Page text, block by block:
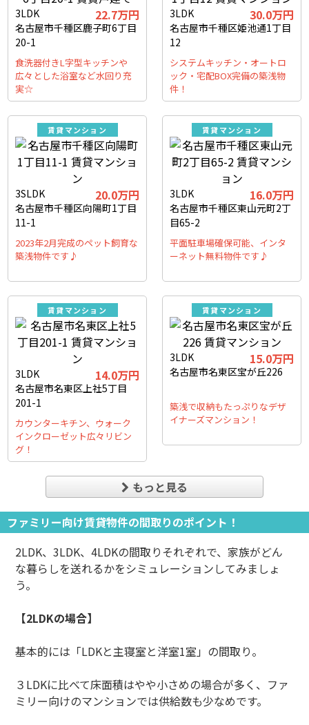
3LDK 22.7万円
名古屋市千種区鹿子町6丁目
20-1
食洗器付きL字型キッチンや
広々とした浴室など水回り充
実☆
3LDK 30.0万円
名古屋市千種区姫池通1丁目
12
システムキッチン・オートロ
ック・宅配BOX完備の築浅物
件！
賃貸マンション
3SLDK 20.0万円
名古屋市千種区向陽町1丁目
11-1
2023年2月完成のペット飼育な
築浅物件です♪
賃貸マンション
3LDK 16.0万円
名古屋市千種区東山元町2丁
目65-2
平面駐車場確保可能、インタ
ーネット無料物件です♪
賃貸マンション
3LDK 14.0万円
名古屋市名東区上社5丁目
201-1
カウンターキチン、ウォーク
インクローゼット広々リビン
グ！
賃貸マンション
3LDK 15.0万円
名古屋市名東区宝が丘226
築浅で収納もたっぷりなデザ
イナーズマンション！
もっと見る
ファミリー向け賃貸物件の間取りのポイント！
2LDK、3LDK、4LDKの間取りそれぞれで、家族がどん
な暮らしを送れるかをシミュレーションしてみましょ
う。
【2LDKの場合】
基本的には「LDKと主寝室と洋室1室」の間取り。
３LDKに比べて床面積はやや小さめの場合が多く、ファ
ミリー向けのマンションでは供給数も少なめです。